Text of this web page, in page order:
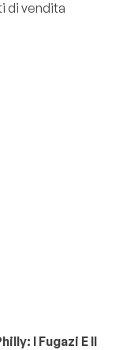
di vendita
I Fugazi E Il